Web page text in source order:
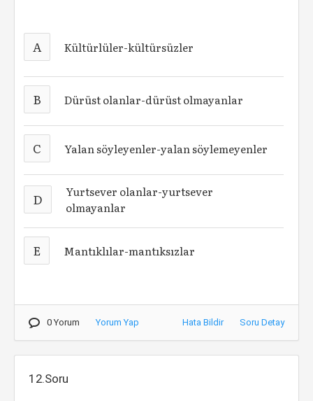
A Kültürlüler-kültürsüzler
B Dürüst olanlar-dürüst olmayanlar
C Yalan söyleyenler-yalan söylemeyenler
D
Yurtsever olanlar-yurtsever
olmayanlar
E Mantıklılar-mantıksızlar
0 Yorum Yorum Yap Hata Bildir Soru Detay
12.Soru